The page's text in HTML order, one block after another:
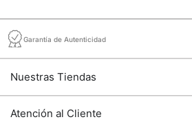
Garantía de Autenticidad
Nuestras Tiendas
Atención al Cliente